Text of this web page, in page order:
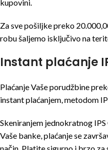
kupovini.
Za sve pošiljke preko
robu šaljemo isključivo na
Instant plaćanje
Plaćanje Vaše porudžbine
instant plaćanjem, metodom
Skeniranjem jednokratnog
Vaše banke, plaćanje se